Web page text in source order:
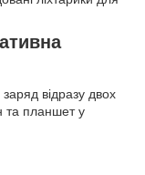
відразу двох
та планшет у